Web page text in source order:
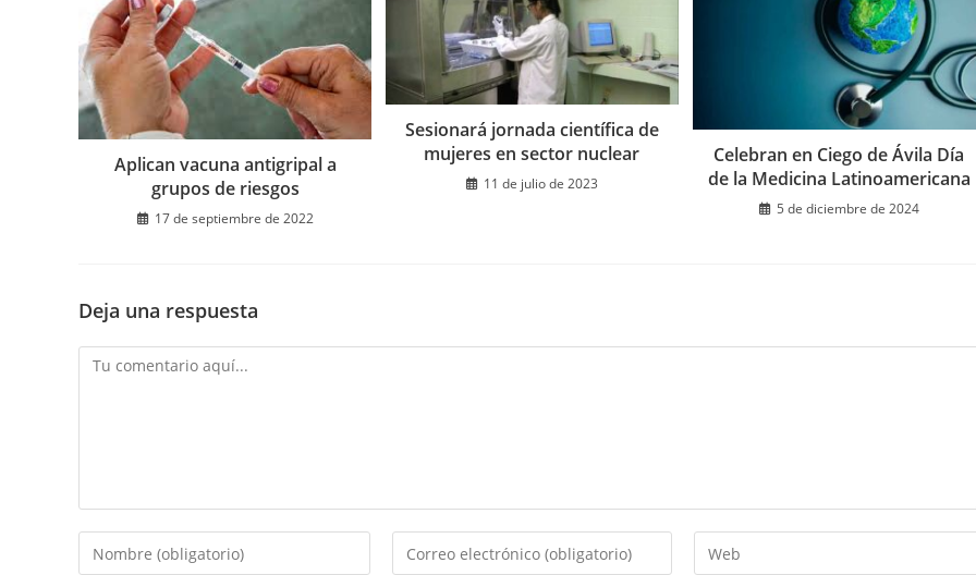
Aplican vacuna antigripal a
grupos de riesgos
17 de septiembre de 2022
Sesionará jornada científica de
mujeres en sector nuclear
11 de julio de 2023
Celebran en Ciego de Ávila Día
de la Medicina Latinoamericana
5 de diciembre de 2024
Deja una respuesta
Comentario
Introduce
Introduce
Introduce